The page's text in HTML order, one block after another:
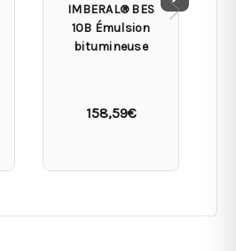
IMBERAL® BES
10B Émulsion
bitumineuse
158,59€